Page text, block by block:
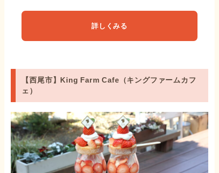
詳しくみる
【西尾市】King Farm Cafe（キングファームカフ
ェ）